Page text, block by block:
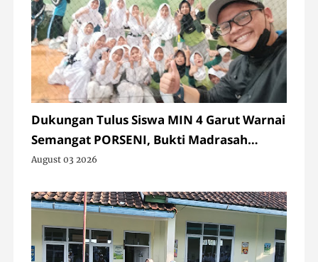
Dukungan Tulus Siswa MIN 4 Garut Warnai
Semangat PORSENI, Bukti Madrasah
Negeri dan Swasta Bersatu dalam
August 03 2026